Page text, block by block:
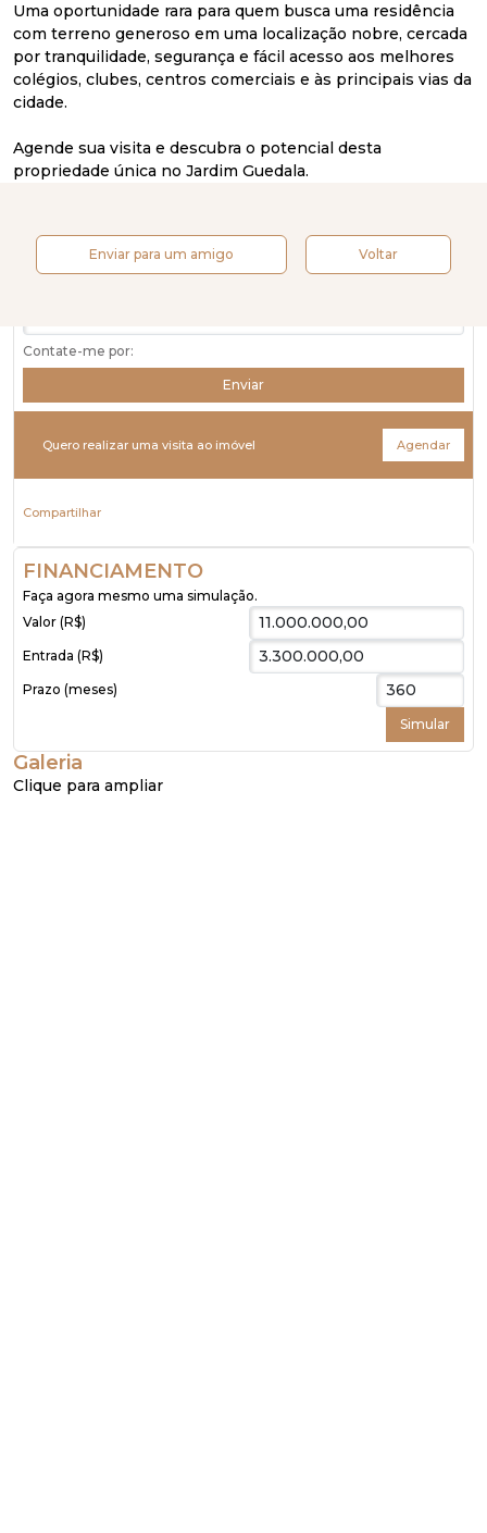
Uma oportunidade rara para quem busca uma residência
com terreno generoso em uma localização nobre, cercada
por tranquilidade, segurança e fácil acesso aos melhores
colégios, clubes, centros comerciais e às principais vias da
cidade.
Agende sua visita e descubra o potencial desta
propriedade única no Jardim Guedala.
Enviar para um amigo Voltar
Contate-me por:
Enviar
Quero realizar uma visita ao imóvel Agendar
Compartilhar
FINANCIAMENTO
Faça agora mesmo uma simulação.
Valor (R$)
Entrada (R$)
Prazo (meses)
Galeria
Clique para ampliar